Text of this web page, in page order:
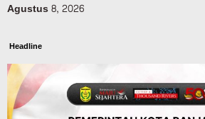
Agustus 8, 2026
Headline
Panaskan Kembali Arena
FPTI Banjarmasin
Kalsel